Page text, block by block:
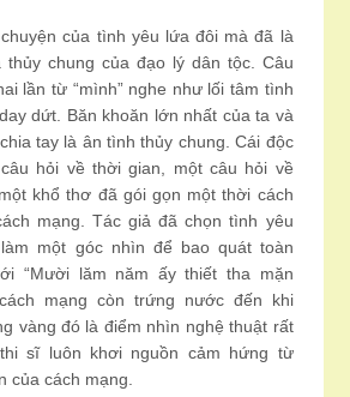
của tình yêu lứa đôi mà đã là
thủy chung của đạo lý dân tộc. Câu
lần từ “mình” nghe như lối tâm tình
dứt. Băn khoăn lớn nhất của ta và
tay là ân tình thủy chung. Cái độc
hỏi về thời gian, một câu hỏi về
khổ thơ đã gói gọn một thời cách
mạng. Tác giả đã chọn tình yêu
một góc nhìn để bao quát toàn
“Mười lăm năm ấy thiết tha mặn
mạng còn trứng nước đến khi
vàng đó là điểm nhìn nghệ thuật rất
sĩ luôn khơi nguồn cảm hứng từ
của cách mạng.